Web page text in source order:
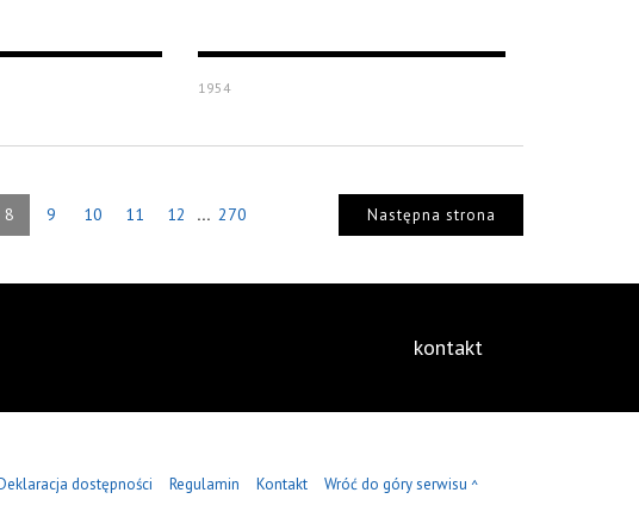
1954
8 9 10 11 12 ... 270 Następna strona
kontakt
dostępności Regulamin Kontakt Wróć do góry serwisu ^